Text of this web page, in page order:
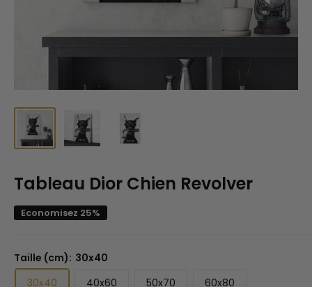
Tableau Dior Chien Revolver
Economisez 25%
Taille (cm): 30x40
30x40
40x60 50x70 60x80